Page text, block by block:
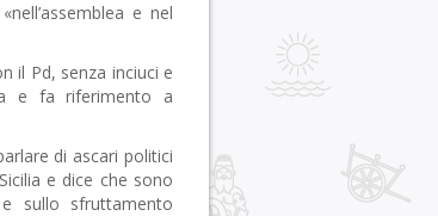
e nel
il Pd, senza inciuci e
e fa riferimento a
di ascari politici
e dice che sono
sullo sfruttamento